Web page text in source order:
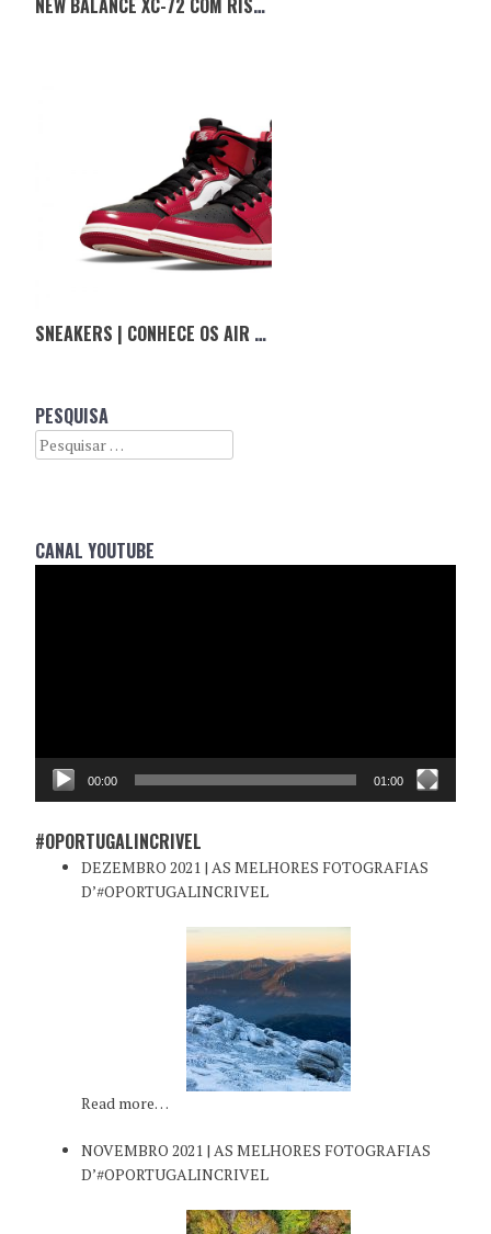
SNEAKERS | CONHECE OS AIR JORDAN 1 HIGH ZOOM CMFT
PESQUISA
Search
CANAL YOUTUBE
00:00 01:00
#OPORTUGALINCRIVEL
DEZEMBRO 2021 | AS MELHORES FOTOGRAFIAS
D’#OPORTUGALINCRIVEL
Read more…
NOVEMBRO 2021 | AS MELHORES FOTOGRAFIAS
D’#OPORTUGALINCRIVEL